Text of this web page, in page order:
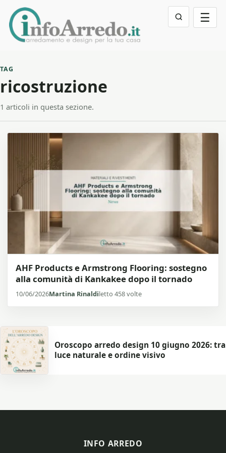
☰
TAG
ricostruzione
1 articoli in questa sezione.
AHF Products e Armstrong Flooring: sostegno
alla comunità di Kankakee dopo il tornado
10/06/2026Martina Rinaldiletto 458 volte
Oroscopo arredo design 10 giugno 2026: tra
luce naturale e ordine visivo
INFO ARREDO